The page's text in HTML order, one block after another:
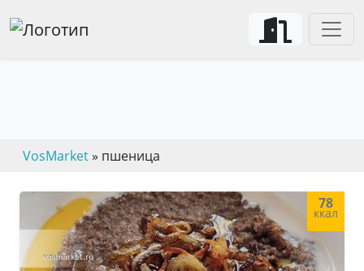
VosMarket» пшеница
78
ккал